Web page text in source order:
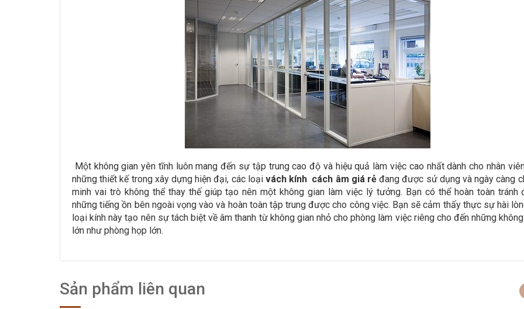
Một không gian yên tĩnh luôn mang đến sự tập trung cao độ và hiệu quả làm việc cao nhất dành cho nhân
những thiết kế trong xây dựng hiện đại, các loại vách kính cách âm giá rẻ đang được sử dụng và ngày càng
minh vai trò không thể thay thế giúp tạo nên một không gian làm việc lý tưởng. Bạn có thể hoàn toàn tránh
những tiếng ồn bên ngoài vọng vào và hoàn toàn tập trung được cho công việc. Bạn sẽ cảm thấy thực sự hài
loại kính này tạo nên sự tách biệt về âm thanh từ không gian nhỏ cho phòng làm việc riêng cho đến những
lớn như phòng họp lớn.
Sản phẩm liên quan